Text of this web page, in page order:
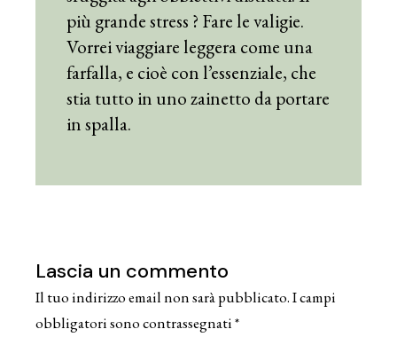
più grande stress ? Fare le valigie.
Vorrei viaggiare leggera come una
farfalla, e cioè con l’essenziale, che
stia tutto in uno zainetto da portare
in spalla.
Lascia un commento
Il tuo indirizzo email non sarà pubblicato.I campi
obbligatori sono contrassegnati*